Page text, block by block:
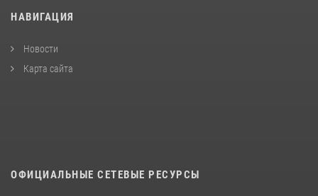
НАВИГАЦИЯ
Новости
Карта сайта
ОФИЦИАЛЬНЫЕ СЕТЕВЫЕ РЕСУРСЫ